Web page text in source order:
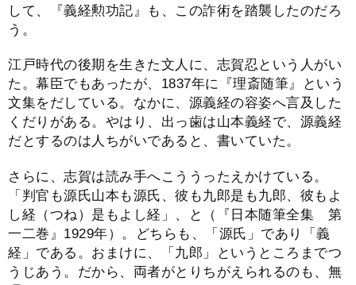
して、『義経勲功記』も、この詐術を踏襲したのだろ
う。
江戸時代の後期を生きた文人に、志賀忍という人がい
た。幕臣でもあったが、1837年に『理斎随筆』という
文集をだしている。なかに、源義経の容姿へ言及した
くだりがある。やはり、出っ歯は山本義経で、源義経
だとするのは人ちがいであると、書いていた。
さらに、志賀は読み手へこううったえかけている。
「判官も源氏山本も源氏、彼も九郎是も九郎、彼もよ
し経（つね）是もよし経」、と（『日本随筆全集 第
一二巻』1929年）。どちらも、「源氏」であり「義
経」である。おまけに、「九郎」というところまでつ
うじあう。だから、両者がとりちがえられるのも、無